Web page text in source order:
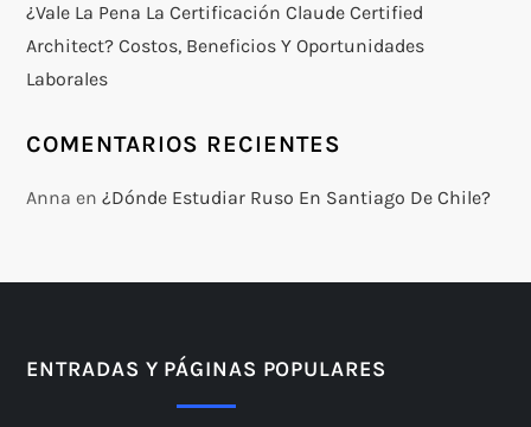
¿Vale La Pena La Certificación Claude Certified
Architect? Costos, Beneficios Y Oportunidades
Laborales
COMENTARIOS RECIENTES
Anna en¿Dónde Estudiar Ruso En Santiago De Chile?
ENTRADAS Y PÁGINAS POPULARES